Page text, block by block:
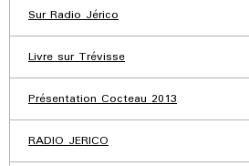
Sur Radio Jérico
Livre sur Trévisse
Présentation Cocteau 2013
RADIO JERICO